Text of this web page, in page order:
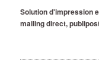
Solution d'impression
mailing direct,